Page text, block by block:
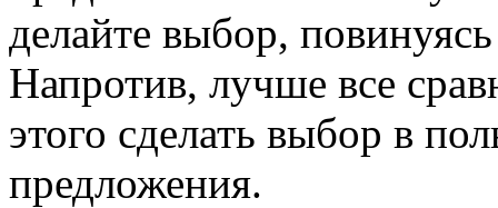
делайте выбор,
Напротив, лучше все
этого сделать выбор в
предложения.